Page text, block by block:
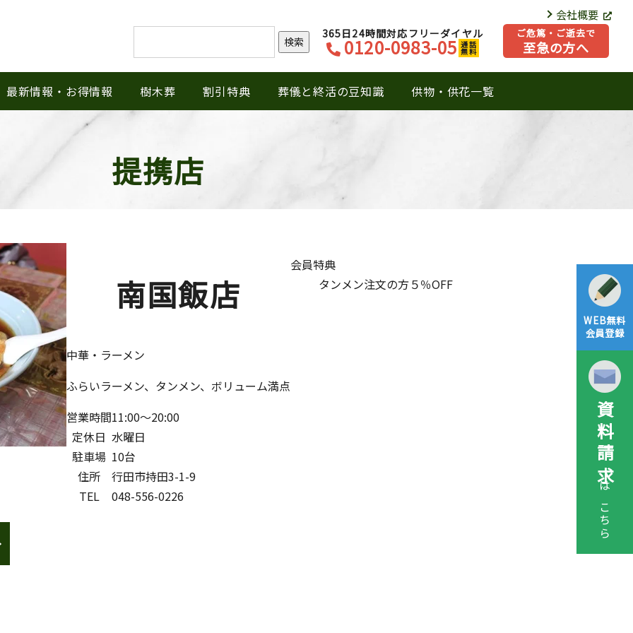
最新情報・お得情報 樹木葬 割引特典 葬儀と終活の豆知識 供物・供花一覧
会社概要
検索
365日24時間対応フリーダイヤル
0120-0983-05 通話
無料
ご危篤・ご逝去で
至急の方へ
WEB無料
会員登録
資料請求
はこちら
提携店
南国飯店
中華・ラーメン
ふらいラーメン、タンメン、ボリューム満点
営業時間11:00～20:00
定休日 水曜日
駐車場 10台
住所
行田市持田3-1-9
TEL
048-556-0226
会員特典
タンメン注文の方５％OFF